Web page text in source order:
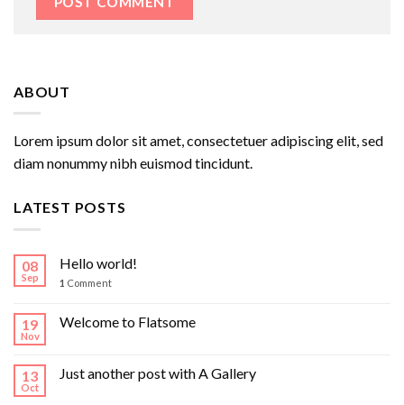
ABOUT
Lorem ipsum dolor sit amet, consectetuer adipiscing elit, sed
diam nonummy nibh euismod tincidunt.
LATEST POSTS
08
Sep
Hello world!
1 Comment
19
Nov
Welcome to Flatsome
13
Oct
Just another post with A Gallery